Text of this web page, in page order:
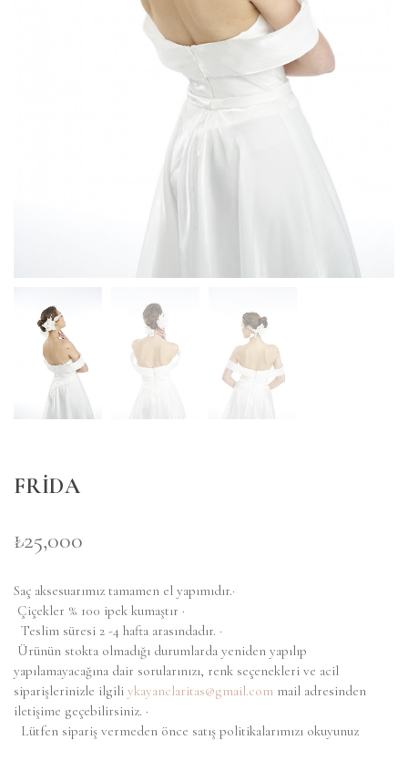
FRİDA
₺25,000
Saç aksesuarımız tamamen el yapımıdır.·
Çiçekler % 100 ipek kumaştır ·
Teslim süresi 2 -4 hafta arasındadır. ·
Ürünün stokta olmadığı durumlarda yeniden yapılıp
yapılamayacağına dair sorularınızı, renk seçenekleri ve acil
siparişlerinizle ilgili ykayanclaritas@gmail.com mail adresinden
iletişime geçebilirsiniz. ·
Lütfen sipariş vermeden önce satış politikalarımızı okuyunuz